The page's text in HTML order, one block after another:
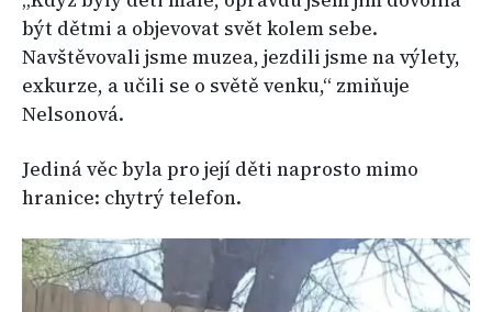
být dětmi a objevovat svět kolem sebe.
Navštěvovali jsme muzea, jezdili jsme na výlety,
exkurze, a učili se o světě venku,“ zmiňuje
Nelsonová.
Jediná věc byla pro její děti naprosto mimo
hranice: chytrý telefon.